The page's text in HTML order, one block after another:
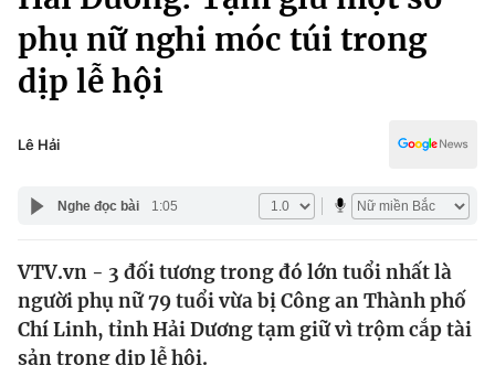
Chuyên mục
Chính trị
Thế giới
Tin tức
Thể thao
Truyền hình
Văn hóa - Giải trí
Giáo dục
phụ nữ nghi móc túi trong
dịp lễ hội
Lê Hải
Nghe đọc bài 1:05
VTV.vn - 3 đối tương trong đó lớn tuổi nhất là
người phụ nữ 79 tuổi vừa bị Công an Thành phố
Chí Linh, tỉnh Hải Dương tạm giữ vì trộm cắp tài
sản trong dịp lễ hội.